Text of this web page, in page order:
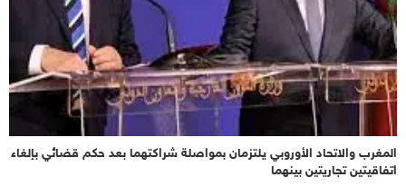
المغرب والاتحاد الأوروبي يلتزمان بمواصلة شراكتهما بعد حكم قضائي بإلغاء
اتفاقيتين تجاريتين بينهما